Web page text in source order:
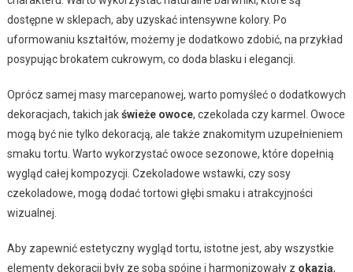
dostępne w sklepach, aby uzyskać intensywne kolory. Po
uformowaniu kształtów, możemy je dodatkowo zdobić, na przykład
posypując brokatem cukrowym, co doda blasku i elegancji.
Oprócz samej masy marcepanowej, warto pomyśleć o dodatkowych
dekoracjach, takich jakświeże owoce, czekolada czy karmel. Owoce
mogą być nie tylko dekoracją, ale także znakomitym uzupełnieniem
smaku tortu. Warto wykorzystać owoce sezonowe, które dopełnią
wygląd całej kompozycji. Czekoladowe wstawki, czy sosy
czekoladowe, mogą dodać tortowi głębi smaku i atrakcyjności
wizualnej.
Aby zapewnić estetyczny wygląd tortu, istotne jest, aby wszystkie
elementy dekoracji były ze sobą spójne i harmonizowały z okazją,